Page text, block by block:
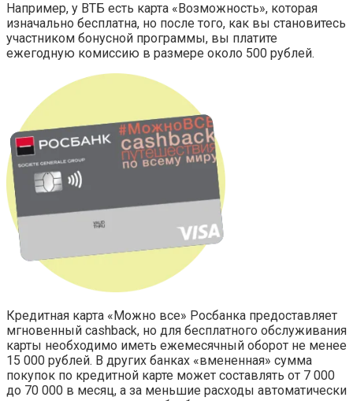
Например, у ВТБ есть карта «Возможность», которая
изначально бесплатна, но после того, как вы становитесь
участником бонусной программы, вы платите
ежегодную комиссию в размере около 500 рублей.
Кредитная карта «Можно все» Росбанка предоставляет
мгновенный cashback, но для бесплатного обслуживания
карты необходимо иметь ежемесячный оборот не менее
15 000 рублей. В других банках «вмененная» сумма
покупок по кредитной карте может составлять от 7 000
до 70 000 в месяц, а за меньшие расходы автоматически